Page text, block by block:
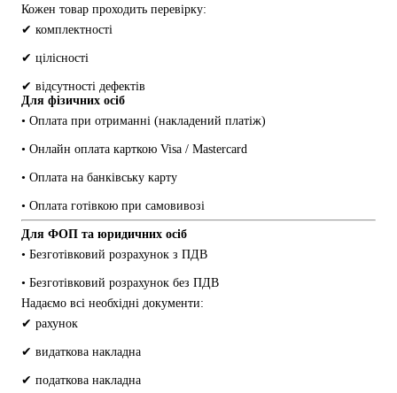
Кожен товар проходить перевірку:
✔ комплектності
✔ цілісності
✔ відсутності дефектів
Для фізичних осіб
• Оплата при отриманні (накладений платіж)
• Онлайн оплата карткою Visa / Mastercard
• Оплата на банківську карту
• Оплата готівкою при самовивозі
Для ФОП та юридичних осіб
• Безготівковий розрахунок з ПДВ
• Безготівковий розрахунок без ПДВ
Надаємо всі необхідні документи:
✔ рахунок
✔ видаткова накладна
✔ податкова накладна